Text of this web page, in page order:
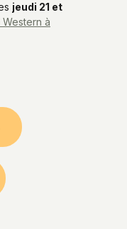
jeudi 21 et
à